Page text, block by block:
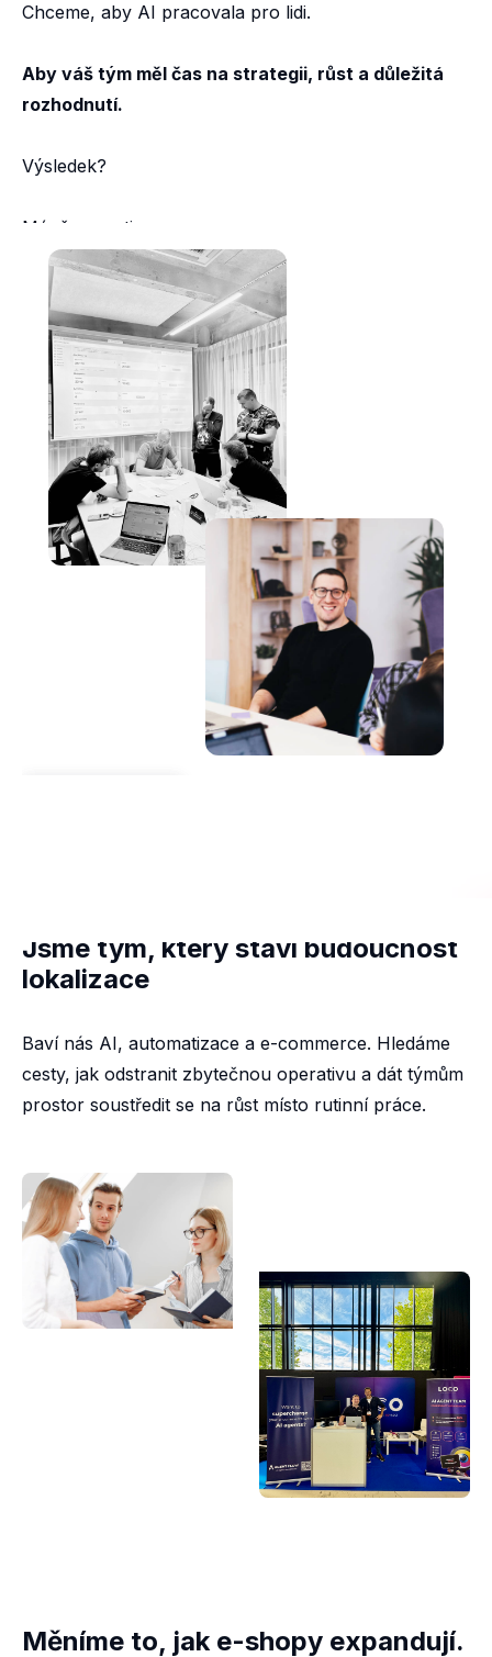
Chceme, aby AI pracovala pro lidi.
Aby váš tým měl čas na strategii, růst a důležitá
rozhodnutí.
Výsledek?
Méně operativy.
Méně ruční práce.
Více času na expanzi, výkon a obchod.
Přidejte se k nám
Jsme tým, který staví budoucnost
lokalizace
Baví nás AI, automatizace a e-commerce. Hledáme
cesty, jak odstranit zbytečnou operativu a dát týmům
prostor soustředit se na růst místo rutinní práce.
Měníme to, jak e-shopy expandují.